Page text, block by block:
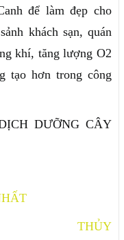
để làm đẹp cho
khách sạn, quán
khí, tăng lượng O2
tạo hơn trong công
DƯỠNG CÂY
THỦY